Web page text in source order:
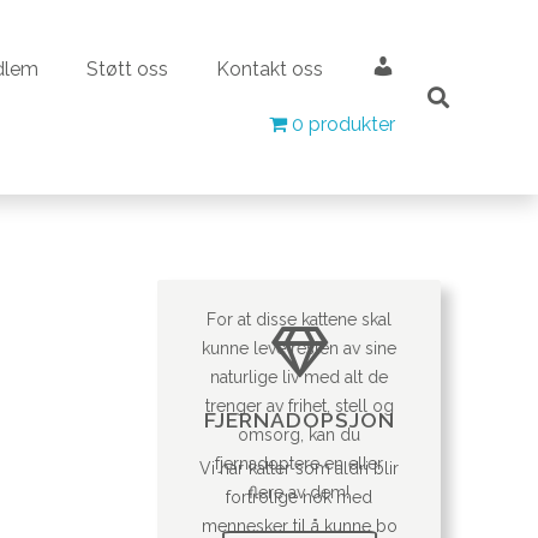
Støtt oss Kontakt oss
Min konto
0 produkter
0 produkter
FJERNADOPSJON
Vi har katter som aldri blir
fortrolige nok med
mennesker til å kunne bo
For at disse kattene skal
kunne leve resten av sine
naturlige liv med alt de
trenger av frihet, stell og
omsorg, kan du
fjernadoptere en eller
flere av dem!